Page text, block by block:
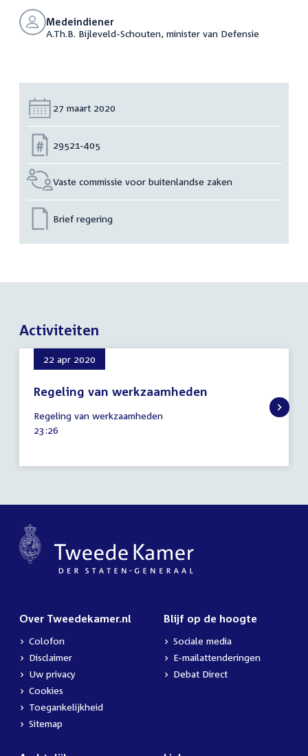
Medeindiener
A.Th.B. Bijleveld-Schouten, minister van Defensie
Datum:
27 maart 2020
Nummer:
29521-405
Vaste commissie voor buitenlandse zaken
Brief regering
Activiteiten
22 apr 2020
Regeling van werkzaamheden
april
2020
Regeling van werkzaamheden
Tijd
23:26
Over Tweedekamer.nl
Colofon
Disclaimer
Uw privacy
Cookies
Toegankelijkheid
Sitemap
Blijf op de hoogte
Sociale media
E-mailattenderingen
Debat Direct